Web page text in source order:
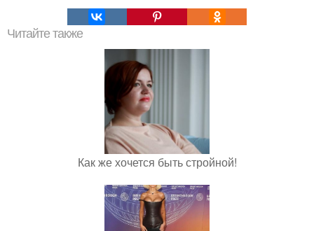
Читайте также
Как же хочется быть стройной!